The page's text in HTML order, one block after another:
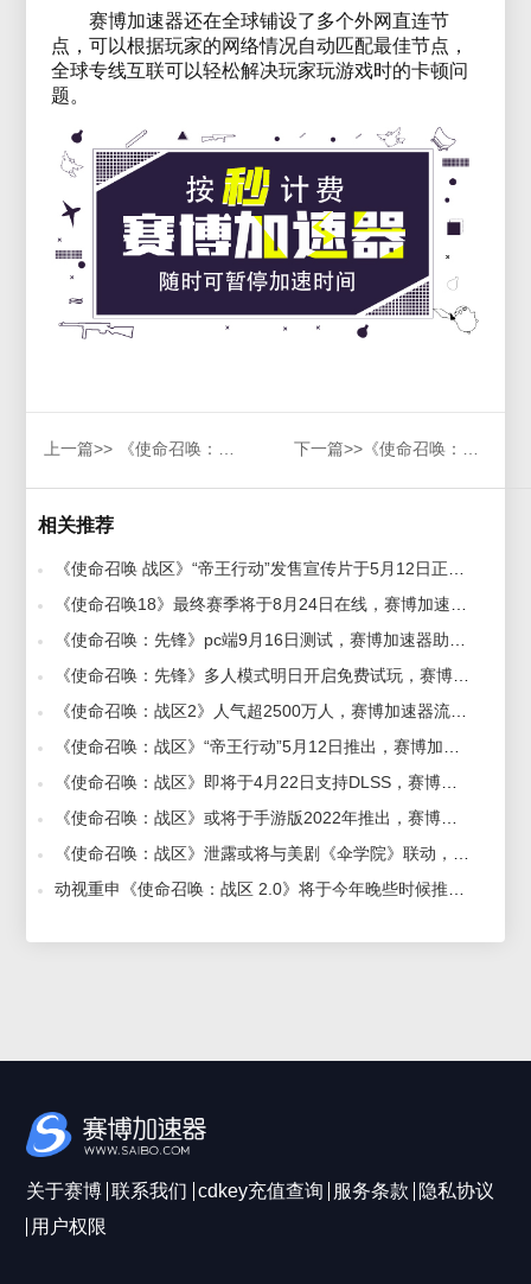
赛博加速器还在全球铺设了多个外网直连节
点，可以根据玩家的网络情况自动匹配最佳节点，
全球专线互联可以轻松解决玩家玩游戏时的卡顿问
题。
上一篇>> 《使命召唤：战区》卡尔德拉地图开源，激发AI创新，开发者新纪元开启！ 下一篇>>《使命召唤：战区》将联动“第一滴血“，赛博加速器带来一手资讯
相关推荐
《使命召唤 战区》“帝王行动”发售宣传片于5月12日正式上线，赛博加速器助力流畅吃鸡 2022-05-11
《使命召唤18》最终赛季将于8月24日在线，赛博加速器稳定不延迟 2022-08-24
《使命召唤：先锋》pc端9月16日测试，赛博加速器助力不卡顿 2021-09-16
《使命召唤：先锋》多人模式明日开启免费试玩，赛博加速器助力畅玩不卡顿 2022-03-29
《使命召唤：战区2》人气超2500万人，赛博加速器流畅不卡顿 2022-11-23
《使命召唤：战区》“帝王行动”5月12日推出，赛博加速器助力稳定畅玩 2022-04-22
《使命召唤：战区》即将于4月22日支持DLSS，赛博加速器不卡顿 2021-04-20
《使命召唤：战区》或将于手游版2022年推出，赛博加速器免费不卡顿 2021-12-22
《使命召唤：战区》泄露或将与美剧《伞学院》联动，赛博加速器加速帮您吃鸡 2022-07-29
动视重申《使命召唤：战区 2.0》将于今年晚些时候推出，赛博加速器流畅联机对战 2022-08-05
关于赛博 联系我们 cdkey充值查询 服务条款
隐私协议
用户权限